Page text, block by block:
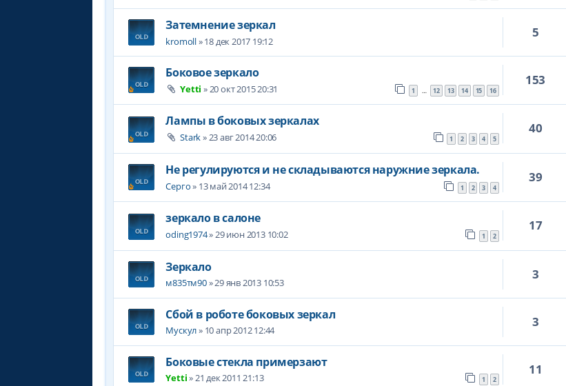
Затемнение зеркал
kromoll» 18 дек 2017 19:12
5
Боковое зеркало
Yetti » 20 окт 2015 20:31 1 … 12 13 14 15 16
153
Лампы в боковых зеркалах
Stark» 23 авг 2014 20:06 1 2 3 4 5
40
Не регулируются и не складываются наружние зеркала.
Серго» 13 май 2014 12:34 1 2 3 4
39
зеркало в салоне
oding1974» 29 июн 2013 10:02 1 2
17
Зеркало
м835тм90» 29 янв 2013 10:53
3
Сбой в роботе боковых зеркал
Мускул» 10 апр 2012 12:44
3
Боковые стекла примерзают
Yetti» 21 дек 2011 21:13 1 2
11